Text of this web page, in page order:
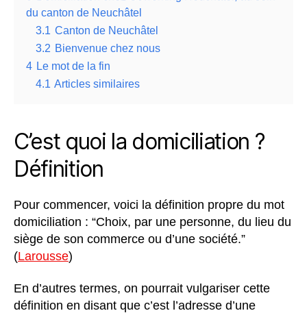
du canton de Neuchâtel
3.1 Canton de Neuchâtel
3.2 Bienvenue chez nous
4 Le mot de la fin
4.1 Articles similaires
C’est quoi la domiciliation ?
Définition
Pour commencer, voici la définition propre du mot
domiciliation : “Choix, par une personne, du lieu du
siège de son commerce ou d’une société.”
(Larousse)
En d’autres termes, on pourrait vulgariser cette
définition en disant que c’est l’adresse d’une